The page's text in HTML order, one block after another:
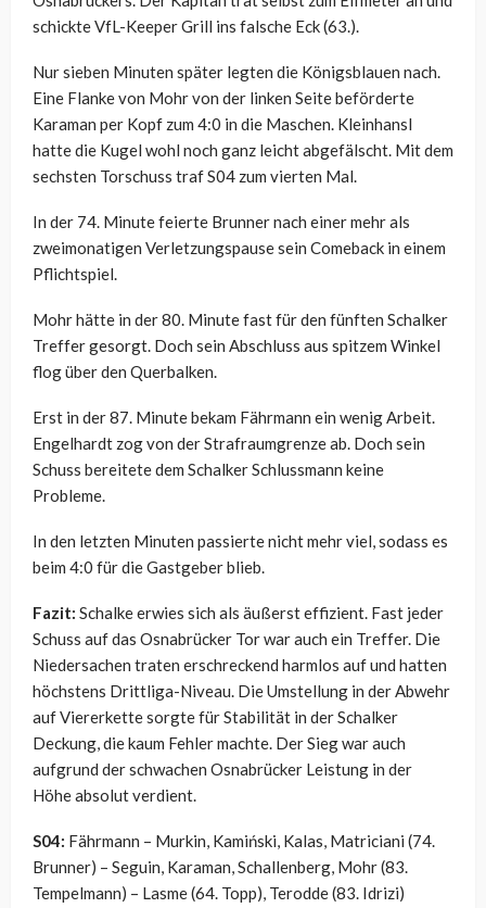
schickte VfL-Keeper Grill ins falsche Eck (63.).
Nur sieben Minuten später legten die Königsblauen nach.
Eine Flanke von Mohr von der linken Seite beförderte
Karaman per Kopf zum 4:0 in die Maschen. Kleinhansl
hatte die Kugel wohl noch ganz leicht abgefälscht. Mit dem
sechsten Torschuss traf S04 zum vierten Mal.
In der 74. Minute feierte Brunner nach einer mehr als
zweimonatigen Verletzungspause sein Comeback in einem
Pflichtspiel.
Mohr hätte in der 80. Minute fast für den fünften Schalker
Treffer gesorgt. Doch sein Abschluss aus spitzem Winkel
flog über den Querbalken.
Erst in der 87. Minute bekam Fährmann ein wenig Arbeit.
Engelhardt zog von der Strafraumgrenze ab. Doch sein
Schuss bereitete dem Schalker Schlussmann keine
Probleme.
In den letzten Minuten passierte nicht mehr viel, sodass es
beim 4:0 für die Gastgeber blieb.
Fazit: Schalke erwies sich als äußerst effizient. Fast jeder
Schuss auf das Osnabrücker Tor war auch ein Treffer. Die
Niedersachen traten erschreckend harmlos auf und hatten
höchstens Drittliga-Niveau. Die Umstellung in der Abwehr
auf Viererkette sorgte für Stabilität in der Schalker
Deckung, die kaum Fehler machte. Der Sieg war auch
aufgrund der schwachen Osnabrücker Leistung in der
Höhe absolut verdient.
S04: Fährmann – Murkin, Kamiński, Kalas, Matriciani (74.
Brunner) – Seguin, Karaman, Schallenberg, Mohr (83.
Tempelmann) – Lasme (64. Topp), Terodde (83. Idrizi)